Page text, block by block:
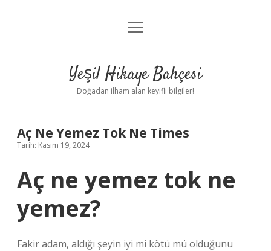
Anasayfa
Yasal Uyarı
menüyü
Yeşil Hikaye Bahçesi
Doğadan ilham alan keyifli bilgiler!
Aç Ne Yemez Tok Ne Times
Tarih: Kasım 19, 2024
Aç ne yemez tok ne
yemez?
Fakir adam, aldığı şeyin iyi mi kötü mü olduğunu